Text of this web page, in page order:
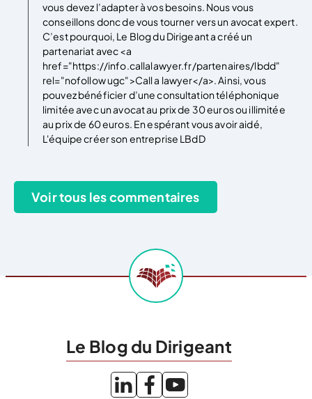
vous devez l’adapter à vos besoins. Nous vous
conseillons donc de vous tourner vers un avocat expert.
C’est pourquoi, Le Blog du Dirigeant a créé un
partenariat avec <a
href="https://info.callalawyer.fr/partenaires/lbdd"
rel="nofollow ugc">Call a lawyer</a>. Ainsi, vous
pouvez bénéficier d’une consultation téléphonique
limitée avec un avocat au prix de 30 euros ou illimitée
au prix de 60 euros. En espérant vous avoir aidé,
L'équipe créer son entreprise LBdD
Le Blog du Dirigeant